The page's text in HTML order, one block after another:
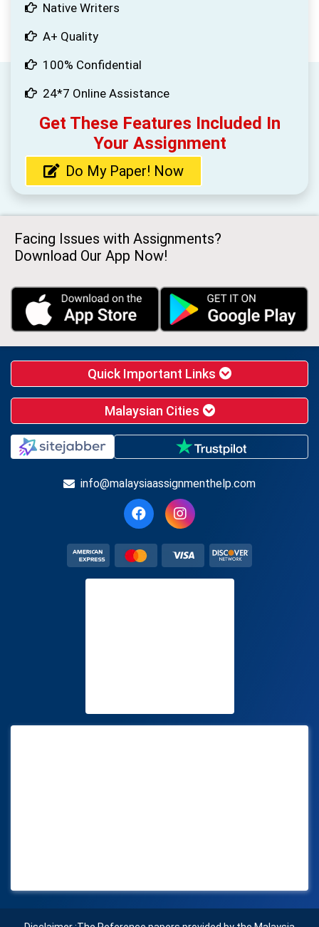
Native Writers
A+ Quality
100% Confidential
24*7 Online Assistance
Get These Features Included In
Your Assignment
Do My Paper! Now
Facing Issues with Assignments?
Download Our App Now!
Quick Important Links
Malaysian Cities
info@malaysiaassignmenthelp.com